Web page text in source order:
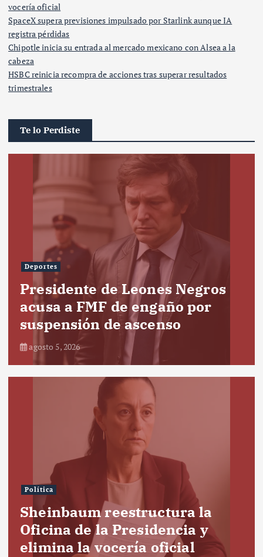
vocería oficial
SpaceX supera previsiones impulsado por Starlink aunque IA
registra pérdidas
Chipotle inicia su entrada al mercado mexicano con Alsea a la
cabeza
HSBC reinicia recompra de acciones tras superar resultados
trimestrales
Te lo Perdiste
Deportes
Presidente de Leones Negros
acusa a FMF de engaño por
suspensión de ascenso
agosto 5, 2026
Política
Sheinbaum reestructura la
Oficina de la Presidencia y
elimina la vocería oficial